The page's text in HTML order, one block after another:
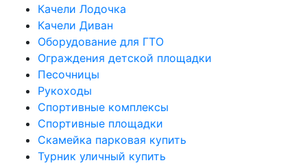
Качели Лодочка
Качели Диван
Оборудование для ГТО
Ограждения детской площадки
Песочницы
Рукоходы
Спортивные комплексы
Спортивные площадки
Скамейка парковая купить
Турник уличный купить